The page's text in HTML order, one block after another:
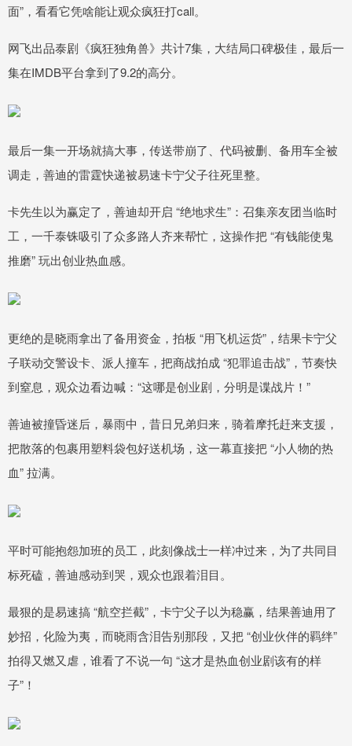
面”，看看它凭啥能让观众疯狂打call。
网飞出品泰剧《疯狂独角兽》共计7集，大结局口碑极佳，最后一
集在IMDB平台拿到了9.2的高分。
最后一集一开场就搞大事，传送带崩了、代码被删、备用车全被
调走，善迪的雷霆快递被易速卡宁父子往死里整。
卡先生以为赢定了，善迪却开启 “绝地求生”：召集亲友团当临时
工，一千泰铢吸引了众多路人齐来帮忙，这操作把 “有钱能使鬼
推磨” 玩出创业热血感。
更绝的是晓雨拿出了备用资金，拍板 “用飞机运货”，结果卡宁父
子联动交警设卡、派人撞车，把商战拍成 “犯罪追击战”，节奏快
到窒息，观众边看边喊：“这哪是创业剧，分明是谍战片！”
善迪被撞昏迷后，暴雨中，昔日兄弟归来，骑着摩托赶来支援，
把散落的包裹用塑料袋包好送机场，这一幕直接把 “小人物的热
血” 拉满。
平时可能抱怨加班的员工，此刻像战士一样冲过来，为了共同目
标死磕，善迪感动到哭，观众也跟着泪目。
最狠的是易速搞 “航空拦截”，卡宁父子以为稳赢，结果善迪用了
妙招，化险为夷，而晓雨含泪告别那段，又把 “创业伙伴的羁绊”
拍得又燃又虐，谁看了不说一句 “这才是热血创业剧该有的样
子”！